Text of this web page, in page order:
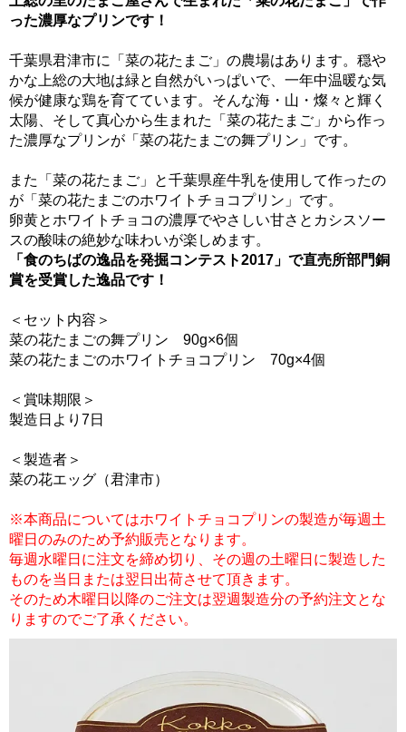
った濃厚なプリンです！
千葉県君津市に「菜の花たまご」の農場はあります。穏や
かな上総の大地は緑と自然がいっぱいで、一年中温暖な気
候が健康な鶏を育てています。そんな海・山・燦々と輝く
太陽、そして真心から生まれた「菜の花たまご」から作っ
た濃厚なプリンが「菜の花たまごの舞プリン」です。
また「菜の花たまご」と千葉県産牛乳を使用して作ったの
が「菜の花たまごのホワイトチョコプリン」です。
卵黄とホワイトチョコの濃厚でやさしい甘さとカシスソー
スの酸味の絶妙な味わいが楽しめます。
「食のちばの逸品を発掘コンテスト2017」で直売所部門銅
賞を受賞した逸品です！
＜セット内容＞
菜の花たまごの舞プリン 90g×6個
菜の花たまごのホワイトチョコプリン 70g×4個
＜賞味期限＞
製造日より7日
＜製造者＞
菜の花エッグ（君津市）
※本商品についてはホワイトチョコプリンの製造が毎週土
曜日のみのため予約販売となります。
毎週水曜日に注文を締め切り、その週の土曜日に製造した
ものを当日または翌日出荷させて頂きます。
そのため木曜日以降のご注文は翌週製造分の予約注文とな
りますのでご了承ください。